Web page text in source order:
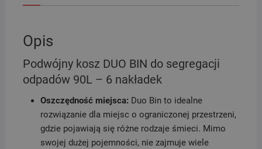
6
Opis
Podwójny kosz DUO BIN do segregacji
odpadów 90L – 6 nakładek
Oszczędność miejsca: Duo Bin to idealne
rozwiązanie dla miejsc o ograniczonej przestrzeni,
gdzie pojawiają się różne rodzaje śmieci. Mimo
swojej dużej pojemności, nie zajmuje wiele